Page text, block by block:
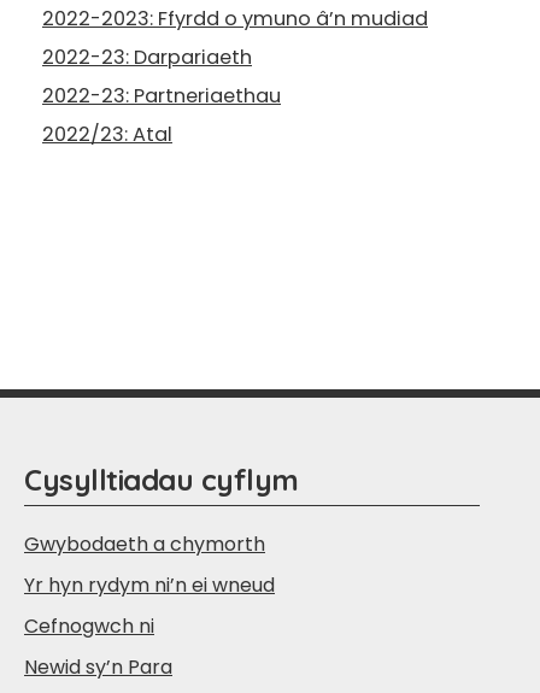
2022-2023: Ffyrdd o ymuno â’n mudiad
2022-23: Darpariaeth
2022-23: Partneriaethau
2022/23: Atal
Cysylltiadau cyflym
Gwybodaeth a chymorth
Yr hyn rydym ni’n ei wneud
Cefnogwch ni
Newid sy’n Para